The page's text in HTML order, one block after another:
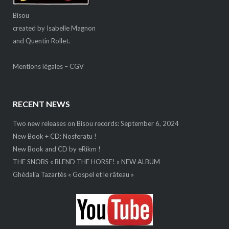
Bisou
created by Isabelle Magnon
and Quentin Rollet.
Mentions légales– CGV
RECENT NEWS
Two new releases on Bisou records: September 6, 2024
New Book + CD: Nosferatu !
New Book and CD by eRikm !
THE SNOBS « BLEND THE HORSE! » NEW ALBUM
Ghédalia Tazartès « Gospel et le râteau »